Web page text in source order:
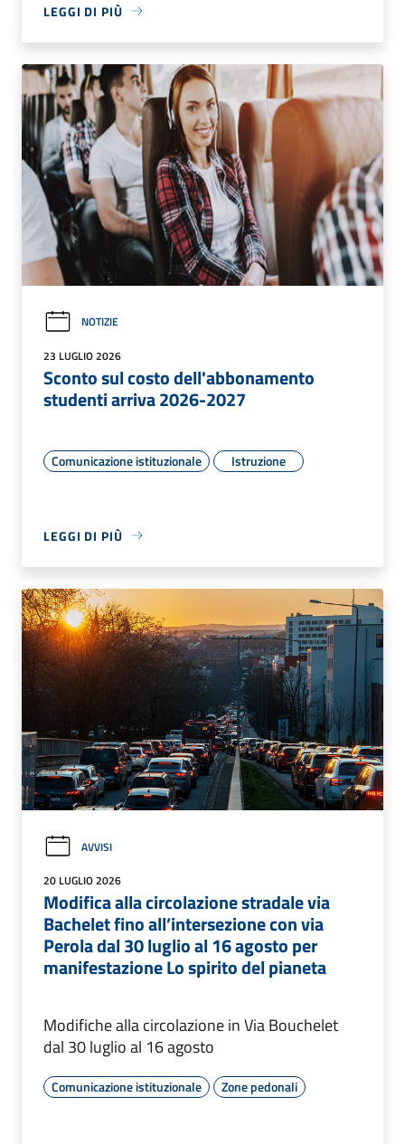
LEGGI DI PIÙ
NOTIZIE
23 LUGLIO 2026
Sconto sul costo dell'abbonamento
studenti arriva 2026-2027
Comunicazione istituzionale Istruzione
LEGGI DI PIÙ
AVVISI
20 LUGLIO 2026
Modifica alla circolazione stradale via
Bachelet fino all’intersezione con via
Perola dal 30 luglio al 16 agosto per
manifestazione Lo spirito del pianeta
Modifiche alla circolazione in Via Bouchelet
dal 30 luglio al 16 agosto
Comunicazione istituzionale Zone pedonali